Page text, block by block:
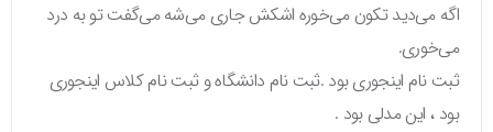
اگه می‌دید تکون می‌خوره اشکش جاری می‌شه می‌گفت تو به درد
می‌خوری.
ثبت نام اینجوری بود .ثبت نام دانشگاه و ثبت نام کلاس اینجوری
بود ، این مدلی بود .